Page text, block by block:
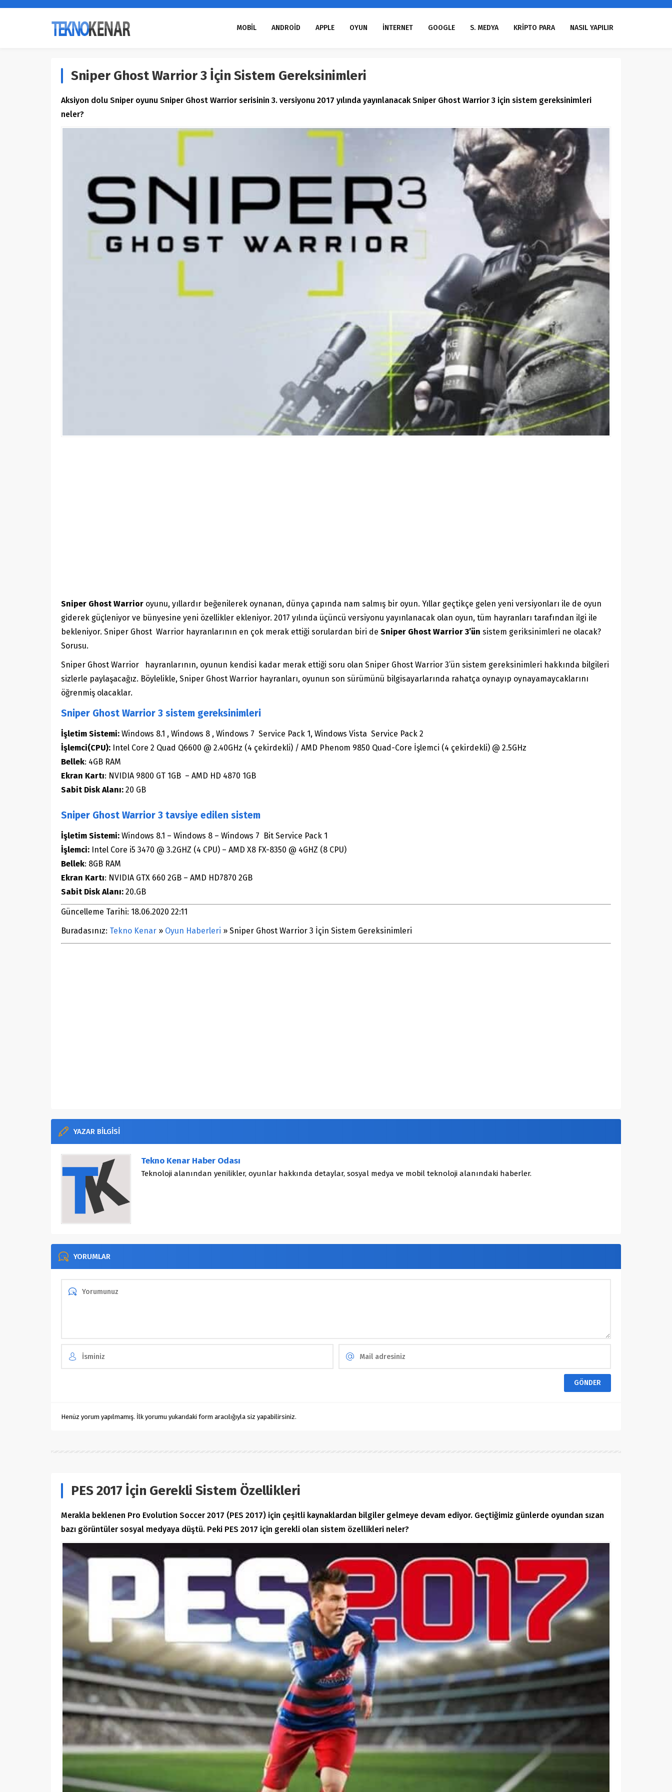
MOBİL ANDROİD APPLE OYUN İNTERNET GOOGLE S. MEDYA KRİPTO PARA NASIL YAPILIR
Sniper Ghost Warrior 3 İçin Sistem Gereksinimleri
Aksiyon dolu Sniper oyunu Sniper Ghost Warrior serisinin 3. versiyonu 2017 yılında yayınlanacak Sniper Ghost Warrior 3 için sistem gereksinimleri
neler?
Sniper Ghost Warrior oyunu, yıllardır beğenilerek oynanan, dünya çapında nam salmış bir oyun. Yıllar geçtikçe gelen yeni versiyonları ile de oyun
giderek güçleniyor ve bünyesine yeni özellikler ekleniyor. 2017 yılında üçüncü versiyonu yayınlanacak olan oyun, tüm hayranları tarafından ilgi ile
bekleniyor. Sniper Ghost Warrior hayranlarının en çok merak ettiği sorulardan biri de Sniper Ghost Warrior 3’ün sistem geriksinimleri ne olacak?
Sorusu.
Sniper Ghost Warrior hayranlarının, oyunun kendisi kadar merak ettiği soru olan Sniper Ghost Warrior 3’ün sistem gereksinimleri hakkında bilgileri
sizlerle paylaşacağız. Böylelikle, Sniper Ghost Warrior hayranları, oyunun son sürümünü bilgisayarlarında rahatça oynayıp oynayamaycaklarını
öğrenmiş olacaklar.
Sniper Ghost Warrior 3 sistem gereksinimleri
İşletim Sistemi: Windows 8.1 , Windows 8 , Windows 7 Service Pack 1, Windows Vista Service Pack 2
İşlemci(CPU): Intel Core 2 Quad Q6600 @ 2.40GHz (4 çekirdekli) / AMD Phenom 9850 Quad-Core İşlemci (4 çekirdekli) @ 2.5GHz
Bellek: 4GB RAM
Ekran Kartı: NVIDIA 9800 GT 1GB – AMD HD 4870 1GB
Sabit Disk Alanı: 20 GB
Sniper Ghost Warrior 3 tavsiye edilen sistem
İşletim Sistemi: Windows 8.1 – Windows 8 – Windows 7 Bit Service Pack 1
İşlemci: Intel Core i5 3470 @ 3.2GHZ (4 CPU) – AMD X8 FX-8350 @ 4GHZ (8 CPU)
Bellek: 8GB RAM
Ekran Kartı: NVIDIA GTX 660 2GB – AMD HD7870 2GB
Sabit Disk Alanı: 20.GB
Güncelleme Tarihi: 18.06.2020 22:11
Buradasınız: Tekno Kenar » Oyun Haberleri » Sniper Ghost Warrior 3 İçin Sistem Gereksinimleri
YAZAR BİLGİSİ
Tekno Kenar Haber Odası
Teknoloji alanından yenilikler, oyunlar hakkında detaylar, sosyal medya ve mobil teknoloji alanındaki haberler.
YORUMLAR
Henüz yorum yapılmamış. İlk yorumu yukarıdaki form aracılığıyla siz yapabilirsiniz.
PES 2017 İçin Gerekli Sistem Özellikleri
Merakla beklenen Pro Evolution Soccer 2017 (PES 2017) için çeşitli kaynaklardan bilgiler gelmeye devam ediyor. Geçtiğimiz günlerde oyundan sızan
bazı görüntüler sosyal medyaya düştü. Peki PES 2017 için gerekli olan sistem özellikleri neler?